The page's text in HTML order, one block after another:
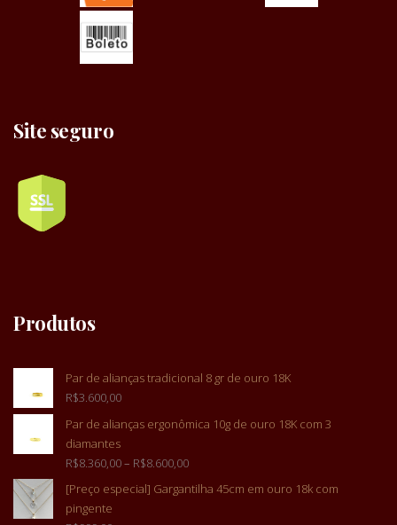
Site seguro
Produtos
Par de alianças tradicional 8 gr de ouro 18K
R$3.600,00
Par de alianças ergonômica 10g de ouro 18K com 3
diamantes
R$8.360,00– R$8.600,00
[Preço especial] Gargantilha 45cm em ouro 18k com
pingente